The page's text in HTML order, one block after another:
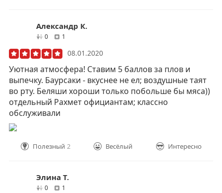
Александр К.
0друзей1
08.01.2020
Уютная атмосфера! Ставим 5 баллов за плов и
выпечку. Баурсаки - вкуснее не ел; воздушные таят
во рту. Беляши хороши только побольше бы мяса))
отдельный Рахмет официантам; классно
обслуживали
Полезный 2 Весёлый Интересно
Элина Т.
0друзей1